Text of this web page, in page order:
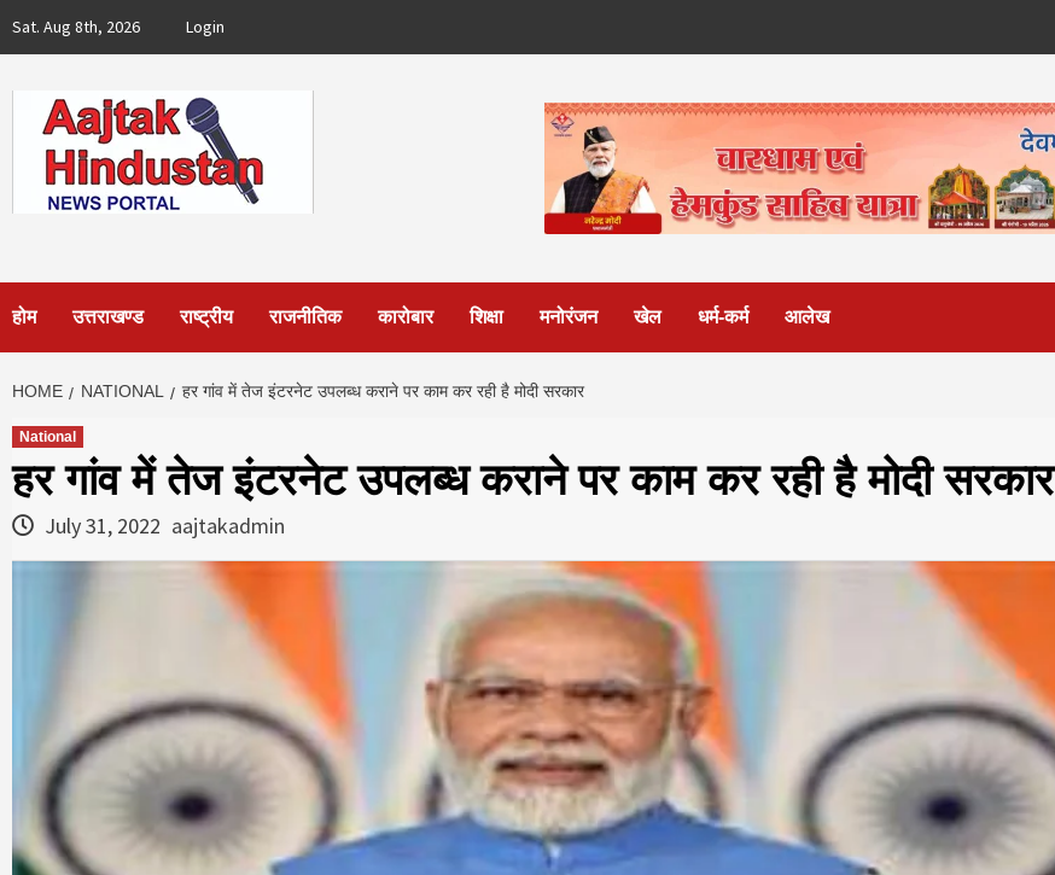
Sat. Aug 8th, 2026 Login
होम उत्तराखण्ड राष्ट्रीय राजनीतिक कारोबार शिक्षा मनोरंजन खेल धर्म-कर्म आलेख
HOME NATIONAL हर गांव में तेज इंटरनेट उपलब्ध कराने पर काम कर रही है मोदी सरकार
National
हर गांव में तेज इंटरनेट उपलब्ध कराने पर काम कर रही है मोदी सरकार
July 31, 2022 aajtakadmin